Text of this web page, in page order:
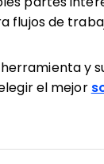
flujos de
y
el mejor